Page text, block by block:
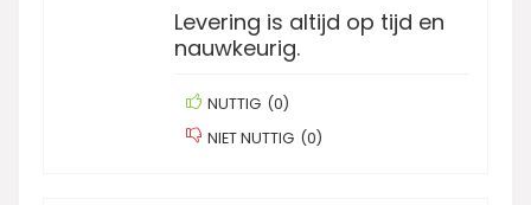
Levering is altijd op tijd en
nauwkeurig.
NUTTIG (0)
NIET NUTTIG (0)